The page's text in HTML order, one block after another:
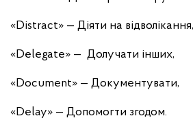
«Distract» — Діяти на відволікання,
«Delegate» — Долучати інших,
«Document» — Документувати,
«Delay» — Допомогти згодом.